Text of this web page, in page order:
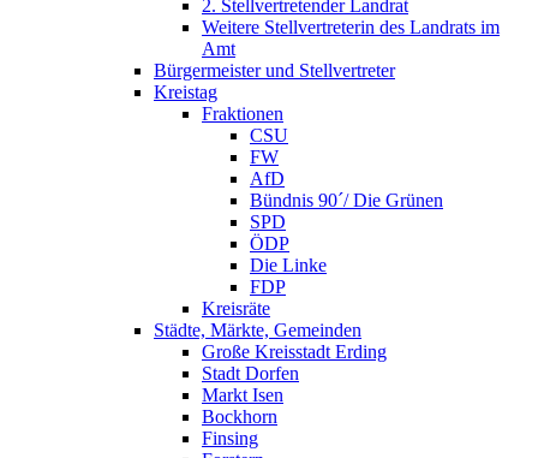
2. Stellvertretender Landrat
Weitere Stellvertreterin des Landrats im
Amt
Bürgermeister und Stellvertreter
Kreistag
Fraktionen
CSU
FW
AfD
Bündnis 90´/ Die Grünen
SPD
ÖDP
Die Linke
FDP
Kreisräte
Städte, Märkte, Gemeinden
Große Kreisstadt Erding
Stadt Dorfen
Markt Isen
Bockhorn
Finsing